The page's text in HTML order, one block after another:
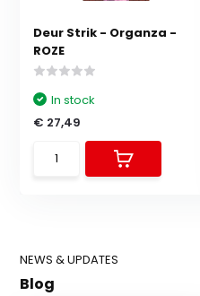
Deur Strik - Organza -
ROZE
In stock
€ 27,49
NEWS & UPDATES
Blog